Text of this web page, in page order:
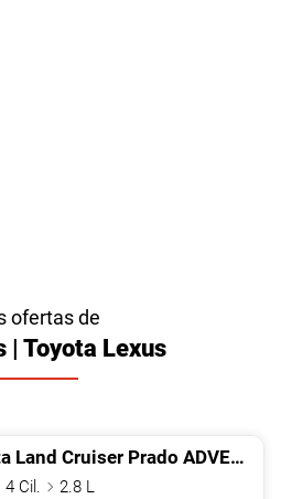
ofertas de
| Toyota Lexus
Land Cruiser Prado ADVENTURE 1A
4 Cil.
2.8 L